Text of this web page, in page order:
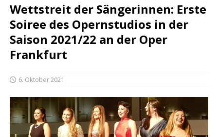
Wettstreit der Sängerinnen: Erste
Soiree des Opernstudios in der
Saison 2021/22 an der Oper
Frankfurt
6. Oktober 2021